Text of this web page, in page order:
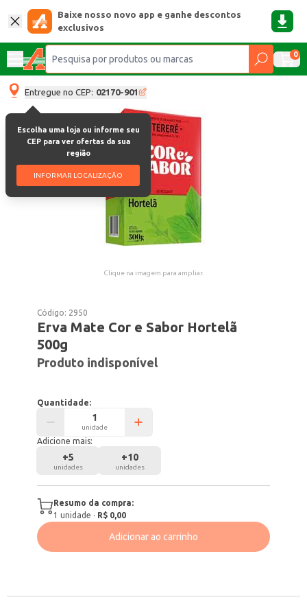
Baixe nosso novo app e ganhe descontos
exclusivos
0
Entregue no CEP: 02170-901
Escolha uma loja ou informe seu
CEP para ver ofertas da sua
região
INFORMAR LOCALIZAÇÃO
Clique na imagem para ampliar.
Código: 2950
Erva Mate Cor e Sabor Hortelã
500g
Produto indisponível
Quantidade:
unidade
Adicione mais:
+5
unidades
+10
unidades
Resumo da compra:
1 unidade · R$ 0,00
Adicionar ao carrinho